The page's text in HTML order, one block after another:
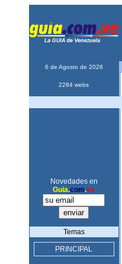
6 de Agosto de 2026
2284 webs
Novedades en
Guia.com.ve
Temas
PRINCIPAL